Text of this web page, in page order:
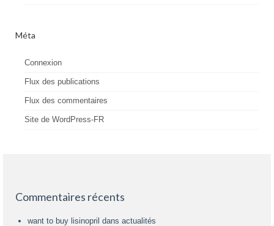
Méta
Connexion
Flux des publications
Flux des commentaires
Site de WordPress-FR
Commentaires récents
want to buy lisinopril dans actualités